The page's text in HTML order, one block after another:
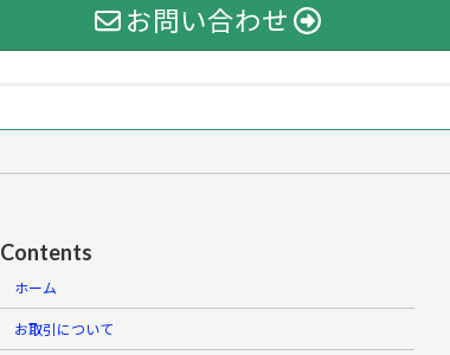
お問い合わせ
Contents
ホーム
お取引について